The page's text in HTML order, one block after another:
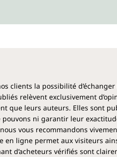
clients la possibilité
relèvent exclusivement
que leurs auteurs. Elles sont
ni garantir leur
vous recommandons
ligne permet aux visiteurs
d’acheteurs vérifiés sont